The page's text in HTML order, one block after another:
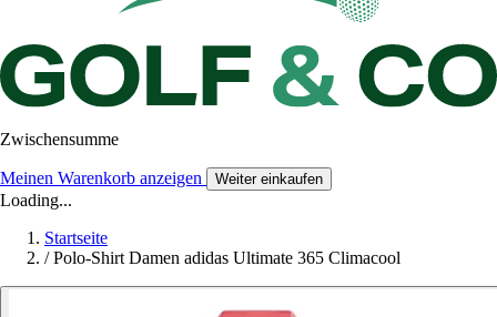
Zwischensumme
Meinen Warenkorb anzeigen Weiter einkaufen
Loading...
Startseite
/ Polo-Shirt Damen adidas Ultimate 365 Climacool